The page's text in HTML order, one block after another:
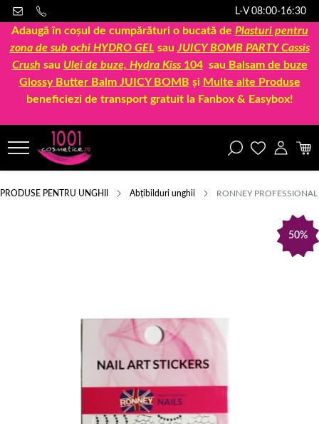
L-V 08:00-16:30
Adaugă în coșul de cumpărături o bucată de Plasturi pentru
zona de sub ochi HYDRO GEL sau JUICY BOMB PARTY Cassis
Crush sau Ulei de buze, Hydra Kiss 104sau Balsam de buze
Glossy Butter Balm JUICY BOMB și Multe alte Produse
beneficiezi de transport gratuit la Fanbox & Easybox!
PRODUSE PENTRU UNGHII Abțibilduri unghii RONNEY
50%